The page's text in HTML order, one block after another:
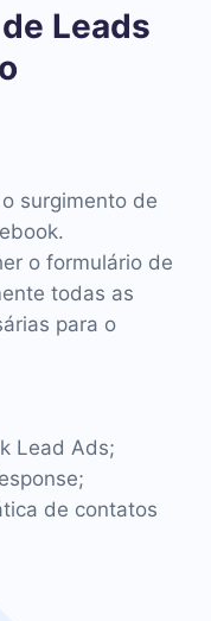
Leads
surgimento de
o formulário de
todas as
para o
Lead Ads;
de contatos